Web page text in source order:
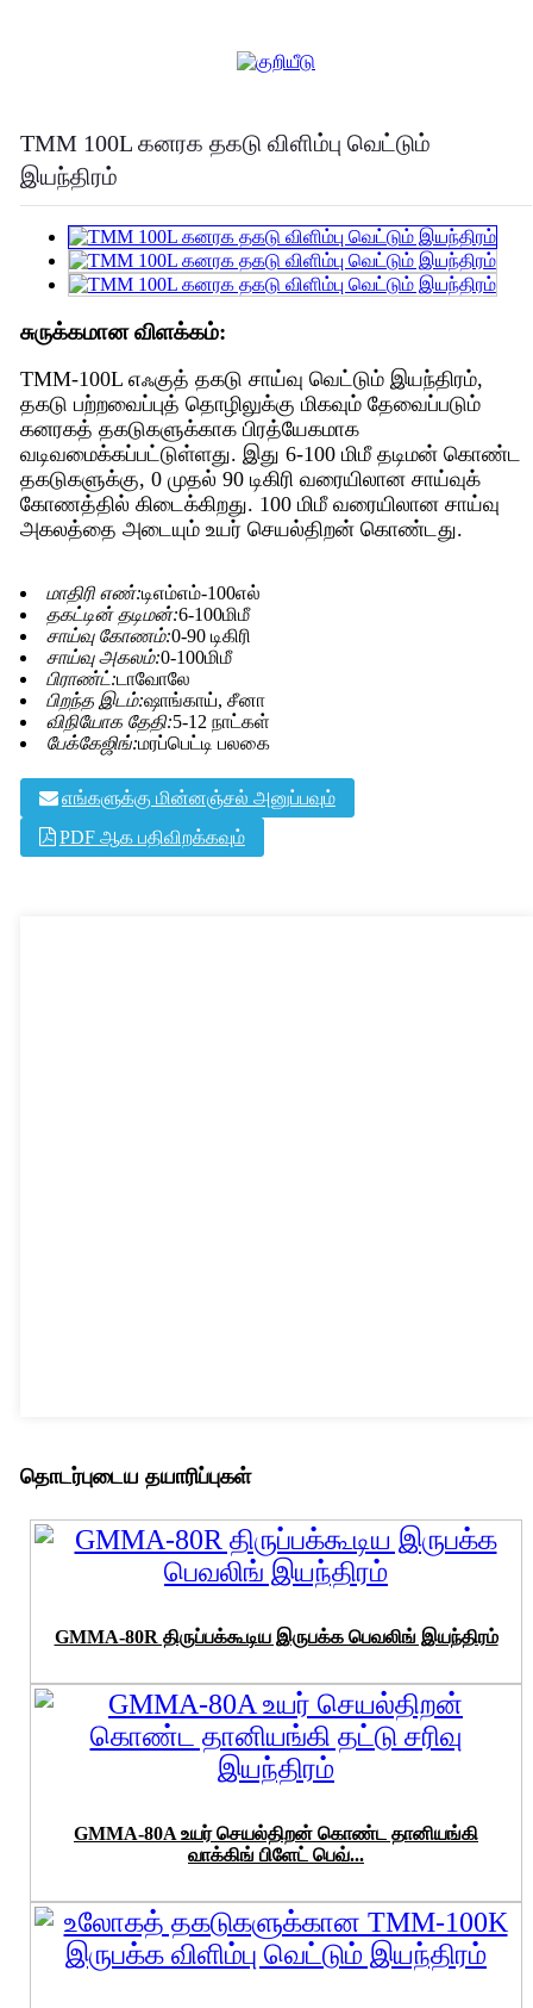
TMM 100L கனரக தகடு விளிம்பு வெட்டும்
இயந்திரம்
சுருக்கமான விளக்கம்:
TMM-100L எஃகுத் தகடு சாய்வு வெட்டும் இயந்திரம்,
தகடு பற்றவைப்புத் தொழிலுக்கு மிகவும் தேவைப்படும்
கனரகத் தகடுகளுக்காக பிரத்யேகமாக
வடிவமைக்கப்பட்டுள்ளது. இது 6-100 மிமீ தடிமன் கொண்ட
தகடுகளுக்கு, 0 முதல் 90 டிகிரி வரையிலான சாய்வுக்
கோணத்தில் கிடைக்கிறது. 100 மிமீ வரையிலான சாய்வு
அகலத்தை அடையும் உயர் செயல்திறன் கொண்டது.
மாதிரி எண்:டிஎம்எம்-100எல்
தகட்டின் தடிமன்:6-100மிமீ
சாய்வு கோணம்:0-90 டிகிரி
சாய்வு அகலம்:0-100மிமீ
பிராண்ட்:டாவோலே
பிறந்த இடம்:ஷாங்காய், சீனா
விநியோக தேதி:5-12 நாட்கள்
பேக்கேஜிங்:மரப்பெட்டி பலகை
எங்களுக்கு மின்னஞ்சல் அனுப்பவும்
PDF ஆக பதிவிறக்கவும்
தொடர்புடைய தயாரிப்புகள்
GMMA-80R திருப்பக்கூடிய இருபக்க பெவலிங் இயந்திரம்
GMMA-80A உயர் செயல்திறன் கொண்ட தானியங்கி
வாக்கிங் பிளேட் பெவ்...